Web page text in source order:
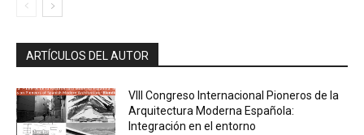
ARTÍCULOS DEL AUTOR
VIII Congreso Internacional Pioneros de la
Arquitectura Moderna Española:
Integración en el entorno